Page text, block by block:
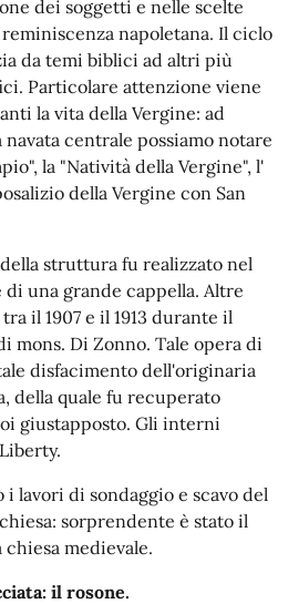
dei soggetti e nelle scelte
napoletana. Il ciclo
da temi biblici ad altri più
Particolare attenzione viene
la vita della Vergine: ad
centrale possiamo notare
la "Natività della Vergine", l'
della Vergine con San
struttura fu realizzato nel
di una grande cappella. Altre
il 1907 e il 1913 durante il
Di Zonno. Tale opera di
disfacimento dell'originaria
della quale fu recuperato
giustapposto. Gli interni
i lavori di sondaggio e scavo del
sorprendente è stato il
medievale.
il rosone.